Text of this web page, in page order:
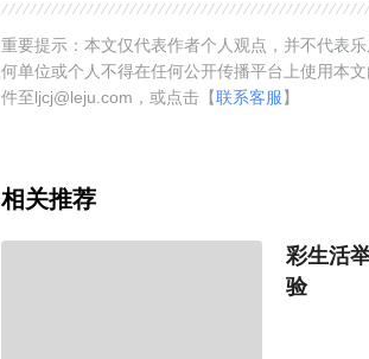
重要提示：本文仅代表作者个人观点，并不代表
何单位或个人不得在任何公开传播平台上使用本
件至ljcj@leju.com，或点击【联系客服】
相关推荐
彩生活
验